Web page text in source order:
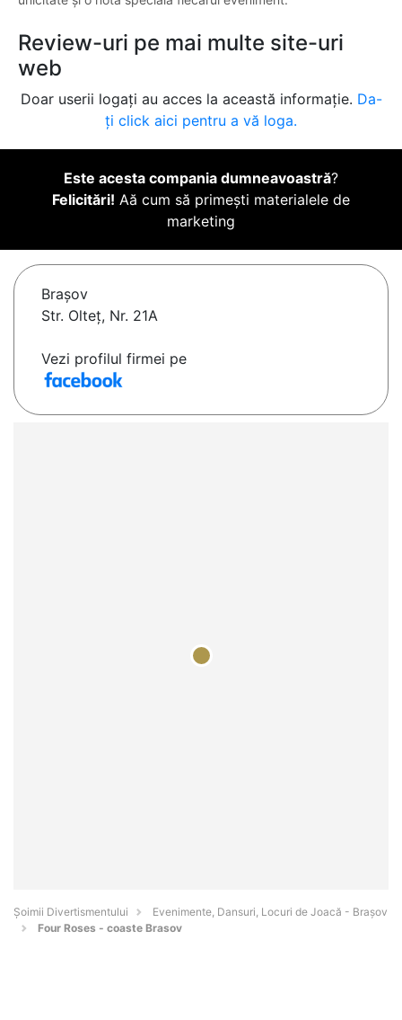
Review-uri pe mai multe site-uri
web
Doar userii logați au acces la această informație. Da-
ți click aici pentru a vă loga.
Este acesta compania dumneavoastră?
Felicitări! Aă cum să primești materialele de
marketing
Braşov
Str. Olteț, Nr. 21A
Vezi profilul firmei pe
Şoimii Divertismentului
Evenimente, Dansuri, Locuri de Joacă - Braşov
Four Roses - coaste Brasov